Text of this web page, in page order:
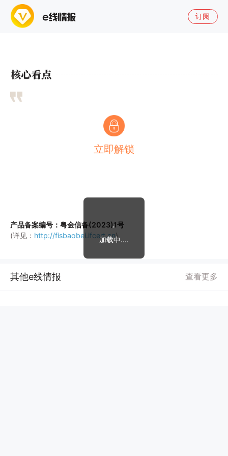
订阅
立即解锁
产品备案编号：粤金信备(2023)1号
(详见： http://fisbaobei.ifcert.cn)
其他e线情报 查看更多
加载中....